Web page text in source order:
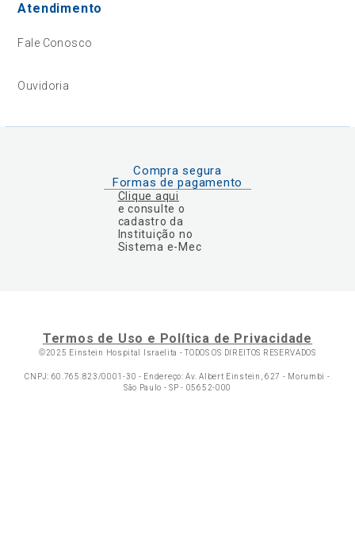
Atendimento
Fale Conosco
Ouvidoria
Compra segura
Formas de pagamento
Clique aqui
e consulte o
cadastro da
Instituição no
Sistema e-Mec
Termos de Uso e Política de Privacidade
©2025 Einstein Hospital Israelita -TODOS OS DIREITOS RESERVADOS
CNPJ: 60.765.823/0001-30 - Endereço: Av. Albert Einstein, 627 - Morumbi -
São Paulo - SP - 05652-000